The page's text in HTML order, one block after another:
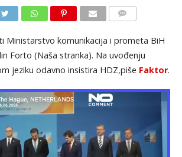
Ministarstvo komunikacija i prometa BiH
Forto (Naša stranka). Na uvođenju
jeziku odavno insistira HDZ,piše Faktor.